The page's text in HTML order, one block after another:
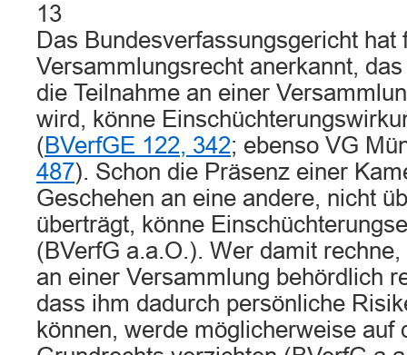
13
Das Bundesverfassungsgericht hat
Versammlungsrecht anerkannt,
die Teilnahme an einer
wird, könne
(BVerfGE 122, 342; ebenso VG
487). Schon die Präsenz einer
Geschehen an eine andere, nicht
überträgt, könne
(BVerfG a.a.O.). Wer damit
an einer Versammlung behördlich
dass ihm dadurch persönliche
können, werde möglicherweise auf